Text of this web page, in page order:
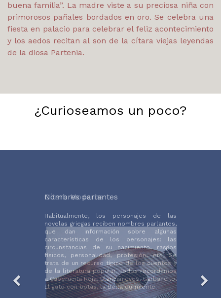
buena familia”. La madre viste a su preciosa niña con
primorosos pañales bordados en oro. Se celebra una
fiesta en palacio para celebrar el feliz acontecimiento
y los aedos recitan al son de la cítara viejas leyendas
de la diosa Partenia.
¿Curioseamos un poco?
Nombres parlantes
Habitualmente, los personajes de las
novelas griegas reciben nombres parlantes,
que dan información sobre algunas
características de los personajes: las
circunstancias de su nacimiento, rasgos
físicos, personalidad, profesión, etc. Se
trata de un recurso típico de los cuentos y
de la literatura popular. Todos recordamos
a Caperucita Roja, Blancanieves, Garbancito,
El gato con botas, la Bella durmiente…